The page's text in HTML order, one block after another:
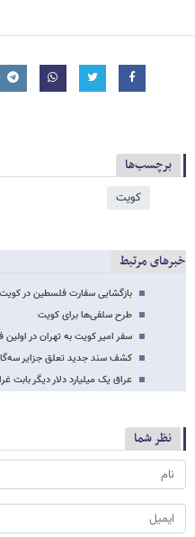
برچسب‌ها
کویت
خبرهای مرتبط
بازگشایی سفارت فلسطین در کویت
طرح سلفی‌ها برای کویت
سفر امیر کویت به تهران در
کشف سند جدید تعلق جزایر
عراق یک میلیارد دلار دیگر بابت
نظر شما